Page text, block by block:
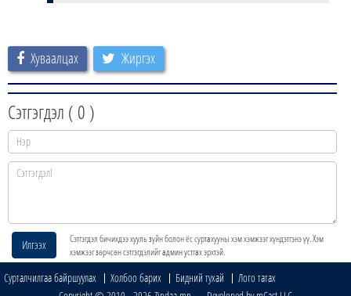
Хуваалцах Жиргэх
Сэтгэгдэл ( 0 )
Илгээх
Сэтгэгдэл бичихдээ хууль зүйн болон ёс суртахууны хэм хэмжээг хүндэтгэнэ үү. Хэм
хэмжээг зөрчсөн сэтгэгдэлийг админ устгах эрхтэй.
Сурталчилгаа байршуулах Холбоо барих Бидний тухай
Лого татах